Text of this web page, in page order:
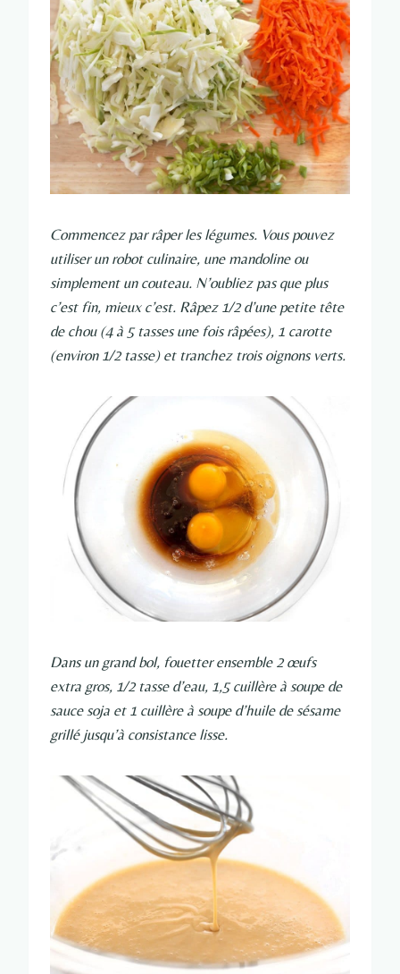
Commencez par râper les légumes. Vous pouvez
utiliser un robot culinaire, une mandoline ou
simplement un couteau. N’oubliez pas que plus
c’est fin, mieux c’est. Râpez 1/2 d’une petite tête
de chou (4 à 5 tasses une fois râpées), 1 carotte
(environ 1/2 tasse) et tranchez trois oignons verts.
Dans un grand bol, fouetter ensemble 2 œufs
extra gros, 1/2 tasse d’eau, 1,5 cuillère à soupe de
sauce soja et 1 cuillère à soupe d’huile de sésame
grillé jusqu’à consistance lisse.